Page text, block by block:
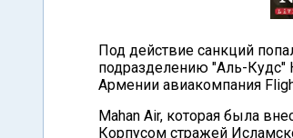
Под действие санкций
подразделению "Аль-Кудс"
Армении авиакомпания
Mahan Air, которая была
Корпусом стражей